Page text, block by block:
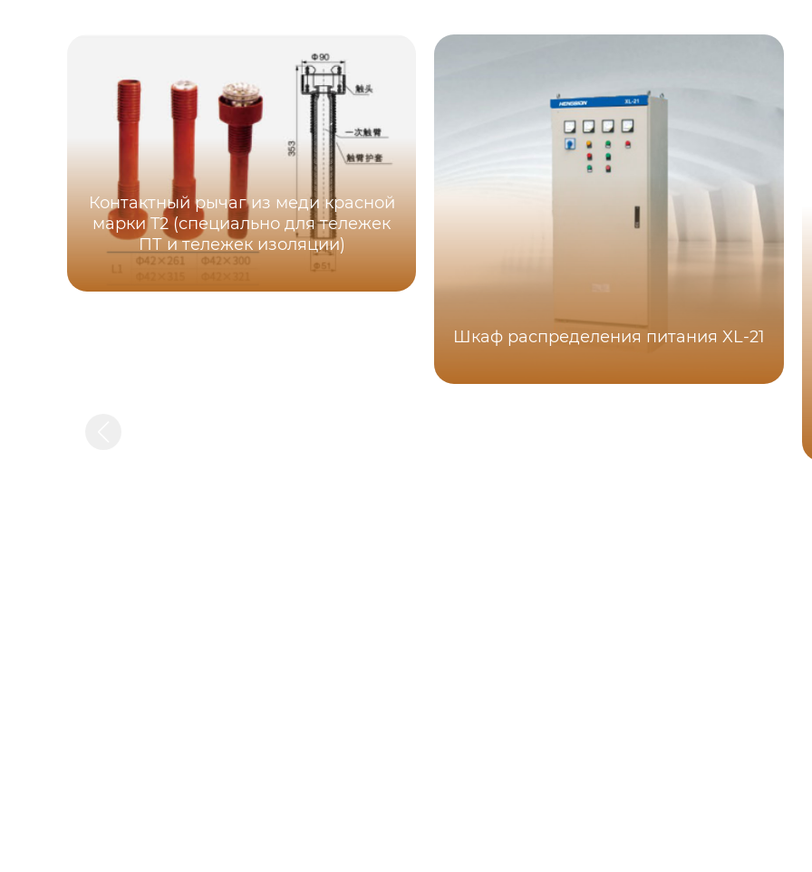
Контактный рычаг из меди красной
марки T2 (специально для тележек
ПТ и тележек изоляции)
Шкаф распределения питания XL-21